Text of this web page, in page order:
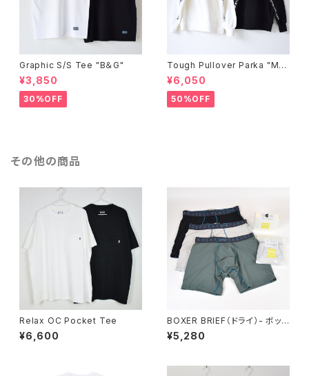
Graphic S/S Tee "B＆G"
¥3,850
30%OFF
Tough Pullover Parka "ME
SSAGE"
¥6,050
50%OFF
その他の商品
Relax OC Pocket Tee
¥6,600
BOXER BRIEF（ドライ）- ボック
スパッケージ
¥5,280